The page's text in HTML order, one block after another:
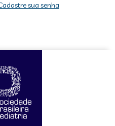
sua senha